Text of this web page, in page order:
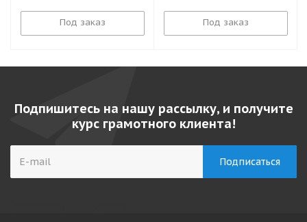
Под заказ Под заказ
Подпишитесь на нашу рассылку, и получите
курс грамотного клиента!